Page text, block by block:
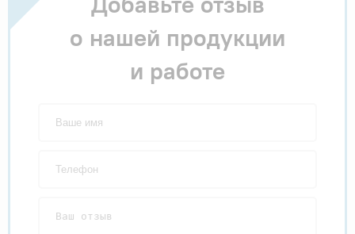
о нашей продукции
и работе